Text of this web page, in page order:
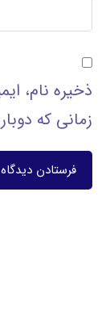
ذخیره نام،
زمانی که
فرستادن دیدگاه